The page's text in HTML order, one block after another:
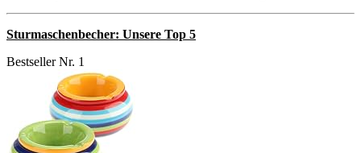
Sturmaschenbecher: Unsere Top 5
Bestseller Nr. 1